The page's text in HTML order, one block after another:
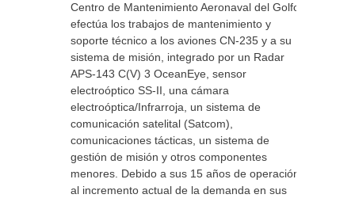
Centro de Mantenimiento Aeronaval del Golfo
efectúa los trabajos de mantenimiento y
soporte técnico a los aviones CN-235 y a su
sistema de misión, integrado por un Radar
APS-143 C(V) 3 OceanEye, sensor
electroóptico SS-II, una cámara
electroóptica/Infrarroja, un sistema de
comunicación satelital (Satcom),
comunicaciones tácticas, un sistema de
gestión de misión y otros componentes
menores. Debido a sus 15 años de operación y
al incremento actual de la demanda en sus